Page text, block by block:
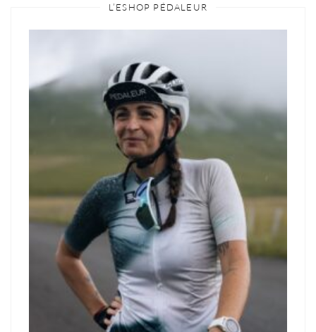
L’ESHOP PÉDALEUR